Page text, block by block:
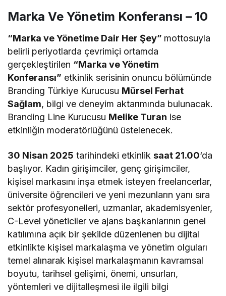
Marka Ve Yönetim Konferansı – 10
“Marka ve Yönetime Dair Her Şey” mottosuyla
belirli periyotlarda çevrimiçi ortamda
gerçekleştirilen “Marka ve Yönetim
Konferansı” etkinlik serisinin onuncu bölümünde
Branding Türkiye Kurucusu Mürsel Ferhat
Sağlam, bilgi ve deneyim aktarımında bulunacak.
Branding Line Kurucusu Melike Turan ise
etkinliğin moderatörlüğünü üstelenecek.
30 Nisan 2025 tarihindeki etkinliksaat 21.00‘da
başlıyor. Kadın girişimciler, genç girişimciler,
kişisel markasını inşa etmek isteyen freelancerlar,
üniversite öğrencileri ve yeni mezunların yanı sıra
sektör profesyonelleri, uzmanlar, akademisyenler,
C-Level yöneticiler ve ajans başkanlarının genel
katılımına açık bir şekilde düzenlenen bu dijital
etkinlikte kişisel markalaşma ve yönetim olguları
temel alınarak kişisel markalaşmanın kavramsal
boyutu, tarihsel gelişimi, önemi, unsurları,
yöntemleri ve dijitalleşmesi ile ilgili bilgi